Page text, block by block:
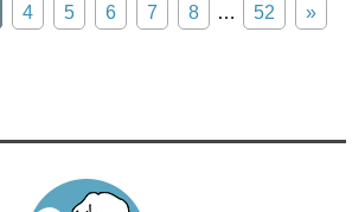
4 5 6 7 8 … 52 »